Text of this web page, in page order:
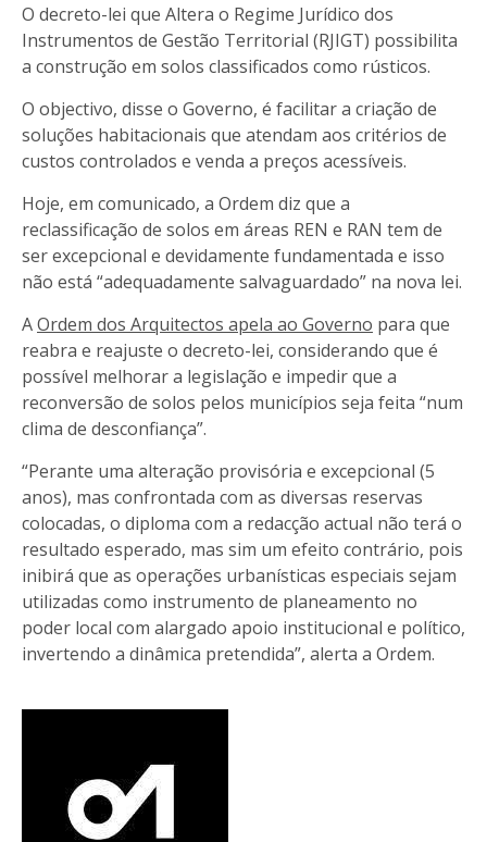
O decreto-lei que Altera o Regime Jurídico dos
Instrumentos de Gestão Territorial (RJIGT) possibilita
a construção em solos classificados como rústicos.
O objectivo, disse o Governo, é facilitar a criação de
soluções habitacionais que atendam aos critérios de
custos controlados e venda a preços acessíveis.
Hoje, em comunicado, a Ordem diz que a
reclassificação de solos em áreas REN e RAN tem de
ser excepcional e devidamente fundamentada e isso
não está “adequadamente salvaguardado” na nova lei.
AOrdem dos Arquitectos apela ao Governo para que
reabra e reajuste o decreto-lei, considerando que é
possível melhorar a legislação e impedir que a
reconversão de solos pelos municípios seja feita “num
clima de desconfiança”.
“Perante uma alteração provisória e excepcional (5
anos), mas confrontada com as diversas reservas
colocadas, o diploma com a redacção actual não terá o
resultado esperado, mas sim um efeito contrário, pois
inibirá que as operações urbanísticas especiais sejam
utilizadas como instrumento de planeamento no
poder local com alargado apoio institucional e político,
invertendo a dinâmica pretendida”, alerta a Ordem.